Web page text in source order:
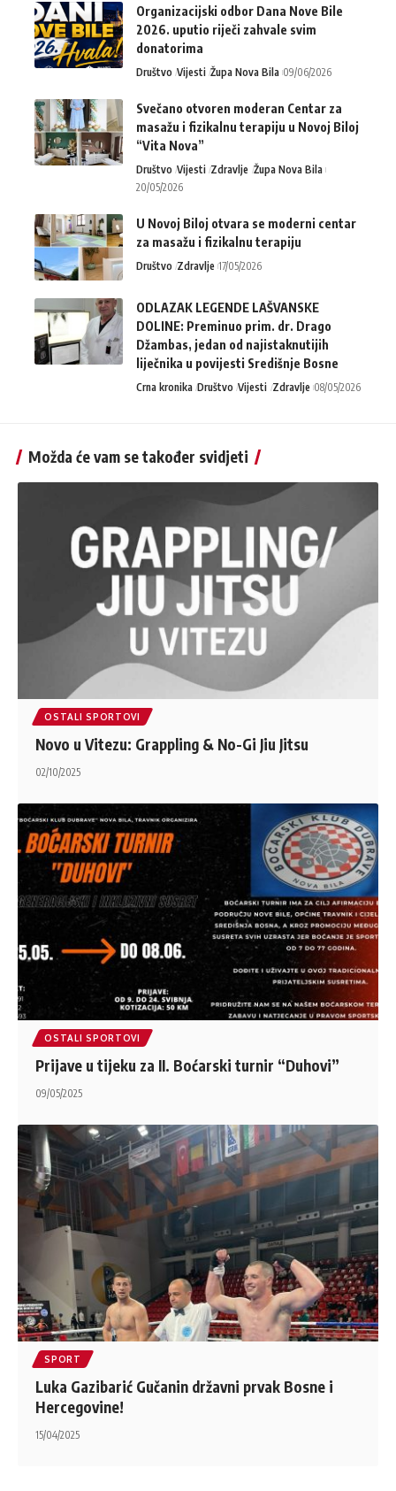
Organizacijski odbor Dana Nove Bile
2026. uputio riječi zahvale svim
donatorima
Društvo Vijesti Župa Nova Bila 09/06/2026
Svečano otvoren moderan Centar za
masažu i fizikalnu terapiju u Novoj Biloj
“Vita Nova”
Društvo Vijesti Zdravlje Župa Nova Bila
20/05/2026
U Novoj Biloj otvara se moderni centar
za masažu i fizikalnu terapiju
Društvo Zdravlje 17/05/2026
ODLAZAK LEGENDE LAŠVANSKE
DOLINE: Preminuo prim. dr. Drago
Džambas, jedan od najistaknutijih
liječnika u povijesti Središnje Bosne
Crna kronika Društvo Vijesti Zdravlje 08/05/2026
Možda će vam se također svidjeti
OSTALI SPORTOVI
Novo u Vitezu: Grappling & No-Gi Jiu Jitsu
02/10/2025
OSTALI SPORTOVI
Prijave u tijeku za II. Boćarski turnir “Duhovi”
09/05/2025
SPORT
Luka Gazibarić Gučanin državni prvak Bosne i
Hercegovine!
15/04/2025